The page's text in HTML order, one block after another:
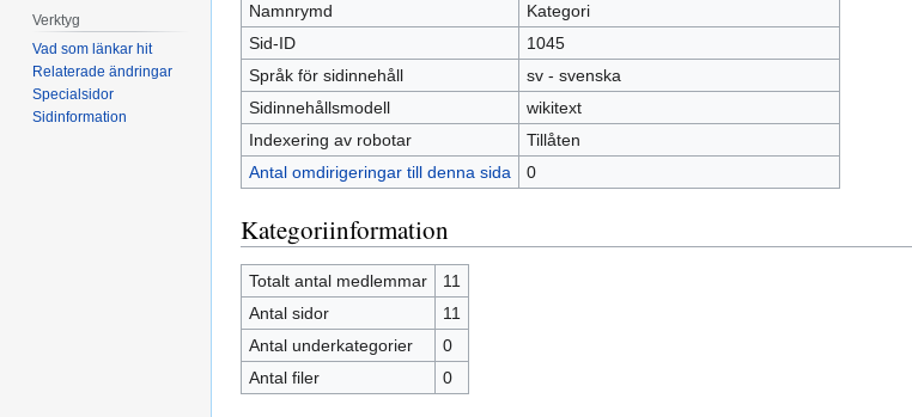
Namnrymd
Kategori
Sid-ID
1045
Språk för sidinnehåll
sv - svenska
Sidinnehållsmodell
wikitext
Indexering av robotar
Tillåten
Antal omdirigeringar till denna sida
0
Kategoriinformation
Totalt antal medlemmar
11
Antal sidor
11
Antal underkategorier
0
Antal filer
0
Verktyg
Vad som länkar hit
Relaterade ändringar
Specialsidor
Sidinformation